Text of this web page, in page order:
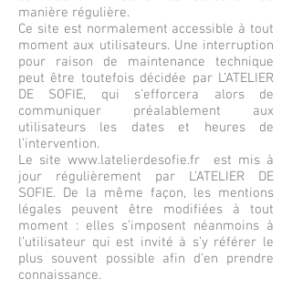
manière régulière.
Ce site est normalement accessible à tout
moment aux utilisateurs. Une interruption
pour raison de maintenance technique
peut être toutefois décidée par L’ATELIER
DE SOFIE, qui s’efforcera alors de
communiquer préalablement aux
utilisateurs les dates et heures de
l’intervention.
Le sitewww.latelierdesofie.fr est mis à
jour régulièrement par L’ATELIER DE
SOFIE. De la même façon, les mentions
légales peuvent être modifiées à tout
moment : elles s’imposent néanmoins à
l’utilisateur qui est invité à s’y référer le
plus souvent possible afin d’en prendre
connaissance.